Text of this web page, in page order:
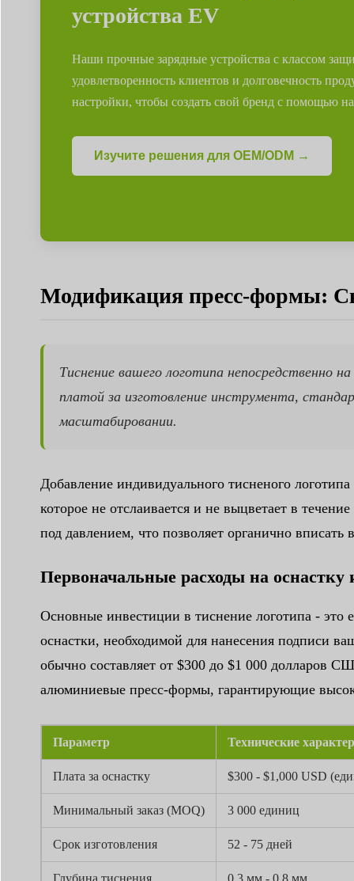
устройства EV
Наши прочные зарядные устройства с классом
удовлетворенность клиентов и долговечность
настройки, чтобы создать свой бренд с помощью
Изучите решения для OEM/ODM →
Модификация пресс-формы:
Тиснение вашего логотипа непосредственно
платой за изготовление инструмента,
масштабировании.
Добавление индивидуального тисненого
которое не отслаивается и не выцветает в
под давлением, что позволяет органично
Первоначальные расходы на
Основные инвестиции в тиснение логотипа -
оснастки, необходимой для нанесения подписи
обычно составляет от $300 до $1 000 долларов
алюминиевые пресс-формы, гарантирующие
Параметр Технические
Плата за оснастку $300 - $1,000 USD
Минимальный заказ (MOQ) 3 000 единиц
Срок изготовления 52 - 75 дней